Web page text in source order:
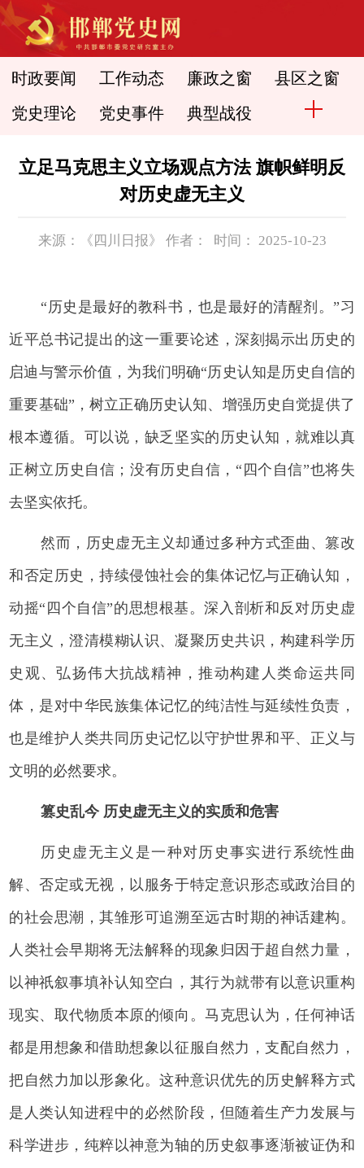
时政要闻 工作动态 廉政之窗 县区之窗
党史理论 党史事件 典型战役
立足马克思主义立场观点方法 旗帜鲜明反
对历史虚无主义
来源：《四川日报》 作者： 时间： 2025-10-23
“历史是最好的教科书，也是最好的清醒剂。”习
近平总书记提出的这一重要论述，深刻揭示出历史的
启迪与警示价值，为我们明确“历史认知是历史自信的
重要基础”，树立正确历史认知、增强历史自觉提供了
根本遵循。可以说，缺乏坚实的历史认知，就难以真
正树立历史自信；没有历史自信，“四个自信”也将失
去坚实依托。
然而，历史虚无主义却通过多种方式歪曲、篡改
和否定历史，持续侵蚀社会的集体记忆与正确认知，
动摇“四个自信”的思想根基。深入剖析和反对历史虚
无主义，澄清模糊认识、凝聚历史共识，构建科学历
史观、弘扬伟大抗战精神，推动构建人类命运共同
体，是对中华民族集体记忆的纯洁性与延续性负责，
也是维护人类共同历史记忆以守护世界和平、正义与
文明的必然要求。
篡史乱今 历史虚无主义的实质和危害
历史虚无主义是一种对历史事实进行系统性曲
解、否定或无视，以服务于特定意识形态或政治目的
的社会思潮，其雏形可追溯至远古时期的神话建构。
人类社会早期将无法解释的现象归因于超自然力量，
以神祇叙事填补认知空白，其行为就带有以意识重构
现实、取代物质本原的倾向。马克思认为，任何神话
都是用想象和借助想象以征服自然力，支配自然力，
把自然力加以形象化。这种意识优先的历史解释方式
是人类认知进程中的必然阶段，但随着生产力发展与
科学进步，纯粹以神意为轴的历史叙事逐渐被证伪和